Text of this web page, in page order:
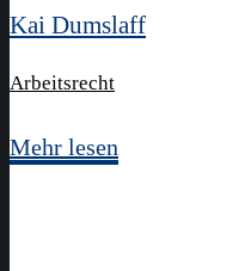
Kai Dumslaff
Arbeitsrecht
Mehr lesen